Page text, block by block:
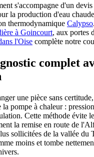
s'accompagne d'un
la production d'eau
thermodynamique Calypso
à Goincourt, aux portes
l'Oise complète notre
complet
une pièce sans
la pompe à chaleur :
Cette méthode évite
la remise en route de
sollicitées de la vallée du
moins et tombe